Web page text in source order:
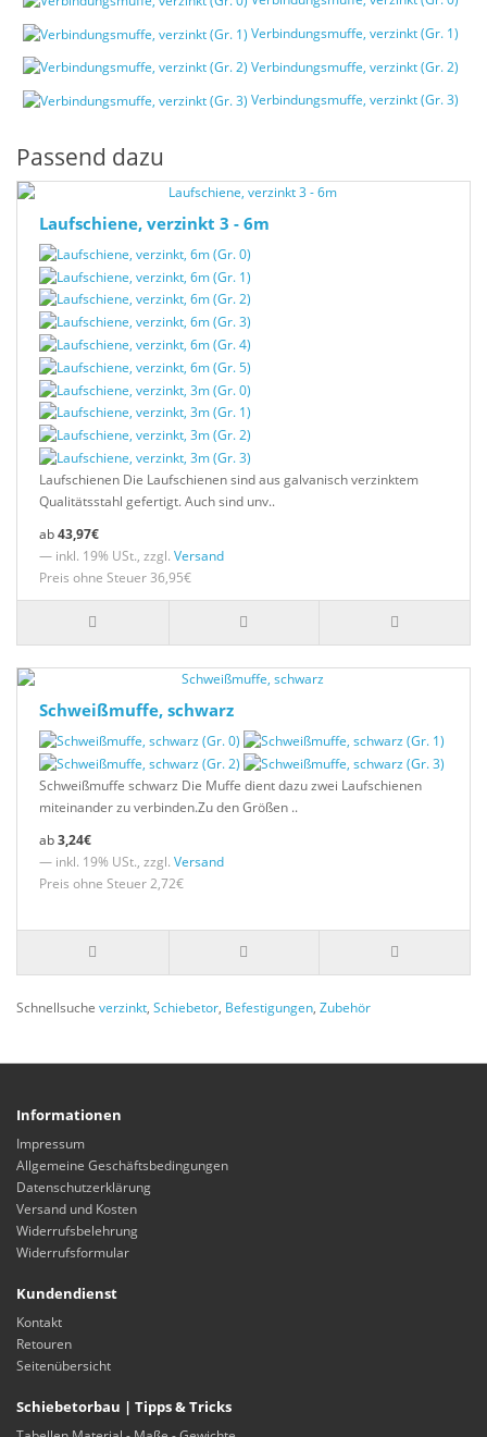
Verbindungsmuffe, verzinkt (Gr. 1)
Verbindungsmuffe, verzinkt (Gr. 2)
Verbindungsmuffe, verzinkt (Gr. 3)
Passend dazu
Laufschiene, verzinkt 3 - 6m
Laufschienen Die Laufschienen sind aus galvanisch verzinktem
Qualitätsstahl gefertigt. Auch sind unv..
43,97€
— inkl. 19% USt., zzgl. Versand
Preis ohne Steuer 36,95€
Schweißmuffe, schwarz
Schweißmuffe schwarz Die Muffe dient dazu zwei Laufschienen
miteinander zu verbinden.Zu den Größen ..
3,24€
— inkl. 19% USt., zzgl. Versand
Preis ohne Steuer 2,72€
Schnellsuche verzinkt, Schiebetor, Befestigungen, Zubehör
Informationen
Impressum
Allgemeine Geschäftsbedingungen
Datenschutzerklärung
Versand und Kosten
Widerrufsbelehrung
Widerrufsformular
Kundendienst
Kontakt
Retouren
Seitenübersicht
Schiebetorbau | Tipps & Tricks